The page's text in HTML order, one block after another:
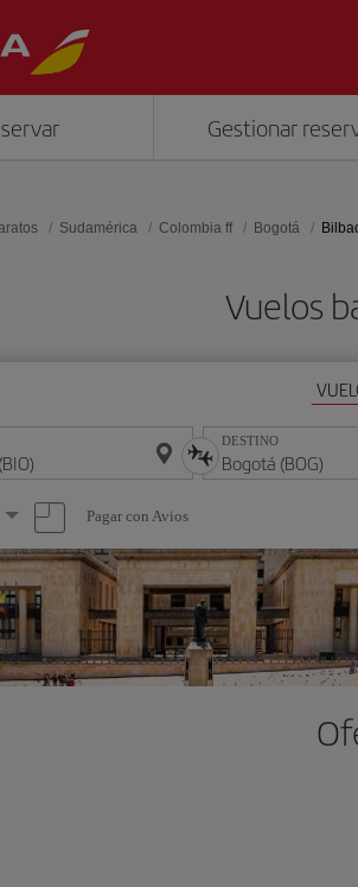
Gestionar
Sudamérica Colombia ff Bogotá
Vuelos
DESTINO
Pagar con Avios